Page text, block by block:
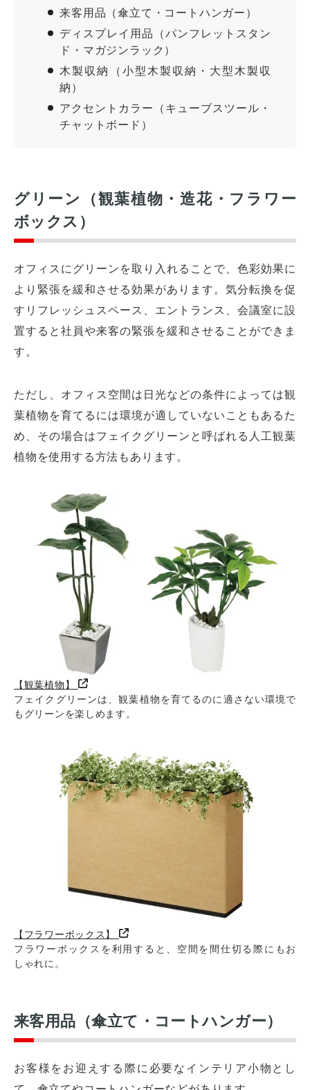
来客用品（傘立て・コートハンガー）
ディスプレイ用品（パンフレットスタン
ド・マガジンラック）
木製収納（小型木製収納・大型木製収
納）
アクセントカラー（キューブスツール・
チャットボード）
グリーン（観葉植物・造花・フラワー
ボックス）
オフィスにグリーンを取り入れることで、色彩効果に
より緊張を緩和させる効果があります。気分転換を促
すリフレッシュスペース、エントランス、会議室に設
置すると社員や来客の緊張を緩和させることができま
す。
ただし、オフィス空間は日光などの条件によっては観
葉植物を育てるには環境が適していないこともあるた
め、その場合はフェイクグリーンと呼ばれる人工観葉
植物を使用する方法もあります。
【観葉植物】
フェイクグリーンは、観葉植物を育てるのに適さない環境で
もグリーンを楽しめます。
【フラワーボックス】
フラワーボックスを利用すると、空間を間仕切る際にもお
しゃれに。
来客用品（傘立て・コートハンガー）
お客様をお迎えする際に必要なインテリア小物とし
お気軽にご相談ください！
お問合せ・見積依頼をする